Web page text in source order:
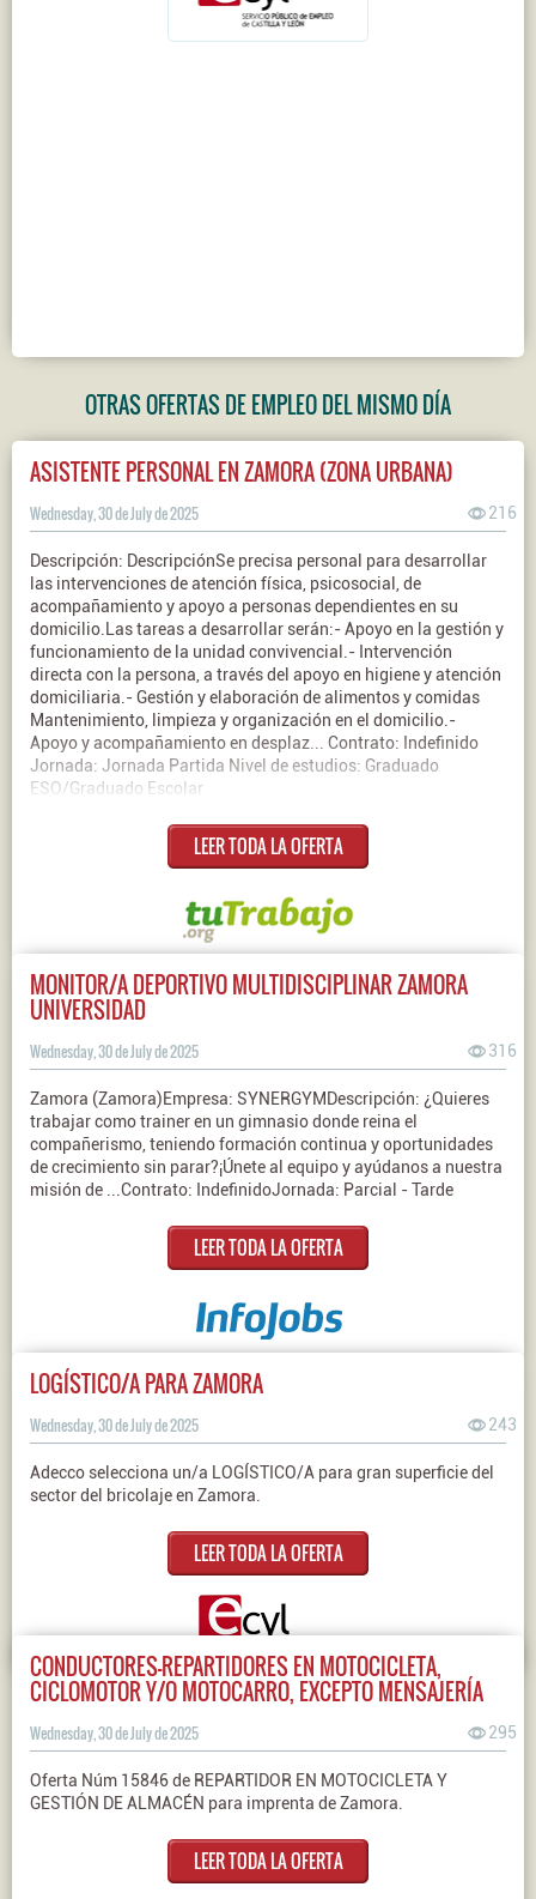
OTRAS OFERTAS DE EMPLEO DEL MISMO DÍA
ASISTENTE PERSONAL EN ZAMORA (ZONA URBANA)
Wednesday, 30 de July de 2025 216
Descripción: DescripciónSe precisa personal para desarrollar
las intervenciones de atención física, psicosocial, de
acompañamiento y apoyo a personas dependientes en su
domicilio.Las tareas a desarrollar serán:- Apoyo en la gestión y
funcionamiento de la unidad convivencial.- Intervención
directa con la persona, a través del apoyo en higiene y atención
domiciliaria.- Gestión y elaboración de alimentos y comidas
Mantenimiento, limpieza y organización en el domicilio.-
Apoyo y acompañamiento en desplaz... Contrato: Indefinido
Jornada: Jornada Partida Nivel de estudios: Graduado
ESO/Graduado Escolar
LEER TODA LA OFERTA
MONITOR/A DEPORTIVO MULTIDISCIPLINAR ZAMORA
UNIVERSIDAD
Wednesday, 30 de July de 2025 316
Zamora (Zamora)Empresa: SYNERGYMDescripción: ¿Quieres
trabajar como trainer en un gimnasio donde reina el
compañerismo, teniendo formación continua y oportunidades
de crecimiento sin parar?¡Únete al equipo y ayúdanos a nuestra
misión de ...Contrato: IndefinidoJornada: Parcial - Tarde
LEER TODA LA OFERTA
LOGÍSTICO/A PARA ZAMORA
Wednesday, 30 de July de 2025 243
Adecco selecciona un/a LOGÍSTICO/A para gran superficie del
sector del bricolaje en Zamora.
LEER TODA LA OFERTA
CONDUCTORES-REPARTIDORES EN MOTOCICLETA,
CICLOMOTOR Y/O MOTOCARRO, EXCEPTO MENSAJERÍA
Wednesday, 30 de July de 2025 295
Oferta Núm 15846 de REPARTIDOR EN MOTOCICLETA Y
GESTIÓN DE ALMACÉN para imprenta de Zamora.
LEER TODA LA OFERTA